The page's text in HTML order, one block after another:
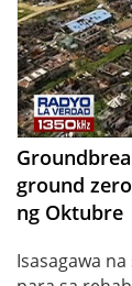
ground
ng Oktubre
Isasagawa